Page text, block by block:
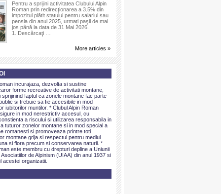
Pentru a sprijini activitatea Clubului Alpin
Roman prin redirecţionarea a 3.5% din
impozitul plătit statului pentru salariul sau
pensia din anul 2025, urmați paşii de mai
jos până la data de 31 Mai 2026.
1. Descărcaţi …
More articles »
incurajaza, dezvolta si sustine
forme recreative de activitati montane,
faptul ca zonele montane fac parte
si trebuie sa fie accesibile in mod
iubitorilor muntilor. * Clubul Alpin Roman
in mod nerestrictiv accesul, cu
a riscului si utilizarea responsabila in
tuturor zonelor montane si in mod special a
romanesti si promoveaza printre toti
montane grija si respectul pentru mediul
si flora precum si conservarea naturii. *
este membru cu drepturi depline a Uniunii
de Alpinism (UIAA) din anul 1937 si
acestei organizatii.